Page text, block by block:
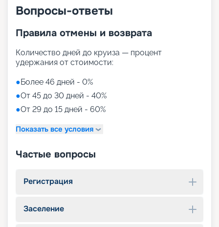
Вопросы-ответы
Правила отмены и возврата
Количество дней до круиза — процент
удержания от стоимости:
●Более 46 дней - 0%
●От 45 до 30 дней - 40%
●От 29 до 15 дней - 60%
Показать все условия
Частые вопросы
Регистрация
Заселение